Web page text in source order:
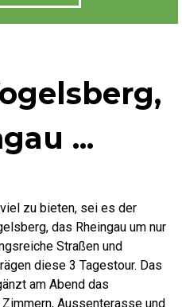
...
zu bieten, sei es der
das Rheingau um nur
Straßen und
diese 3 Tagestour. Das
am Abend das
Aussenterasse und